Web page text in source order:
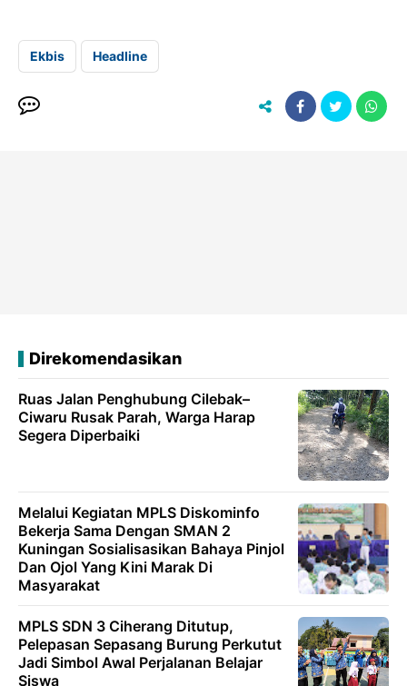
Ekbis Headline
Direkomendasikan
Ruas Jalan Penghubung Cilebak–
Ciwaru Rusak Parah, Warga Harap
Segera Diperbaiki
Melalui Kegiatan MPLS Diskominfo
Bekerja Sama Dengan SMAN 2
Kuningan Sosialisasikan Bahaya Pinjol
Dan Ojol Yang Kini Marak Di
Masyarakat
MPLS SDN 3 Ciherang Ditutup,
Pelepasan Sepasang Burung Perkutut
Jadi Simbol Awal Perjalanan Belajar
Siswa